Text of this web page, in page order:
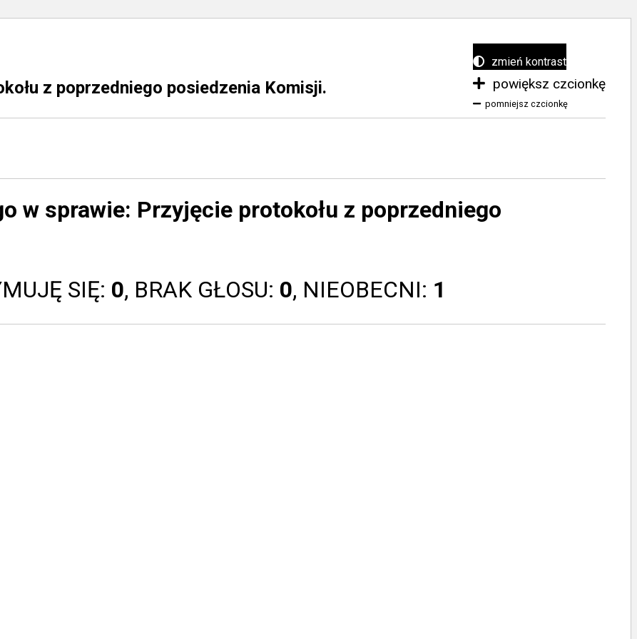
zmień kontrast
powiększ czcionkę
pomniejsz czcionkę
z poprzedniego posiedzenia Komisji.
w sprawie: Przyjęcie protokołu z poprzedniego
SIĘ: 0, BRAK GŁOSU: 0, NIEOBECNI: 1